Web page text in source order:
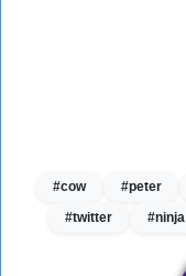
#cow #peter
#twitter
#ninja